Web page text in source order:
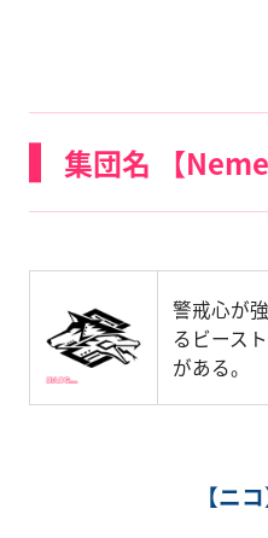
集団名 【
警戒心が
るビース
がある。
【ニコ